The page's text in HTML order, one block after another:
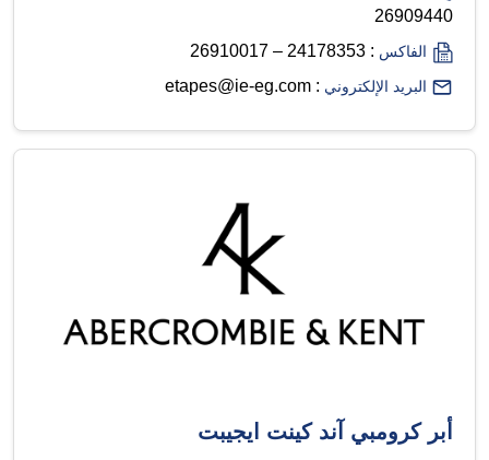
26909440
الفاكس : 24178353 – 26910017
البريد الإلكتروني : etapes@ie-eg.com
أبر كرومبي آند كينت ايجيبت